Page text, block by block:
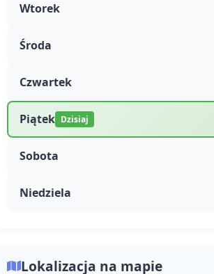
Wtorek
Środa
Czwartek
Piątek Dzisiaj
Sobota
Niedziela
Lokalizacja na mapie